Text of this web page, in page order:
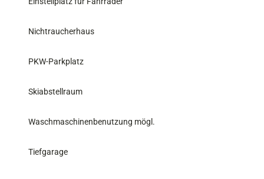
Nichtraucherhaus
PKW-Parkplatz
Skiabstellraum
Waschmaschinenbenutzung mögl.
Tiefgarage